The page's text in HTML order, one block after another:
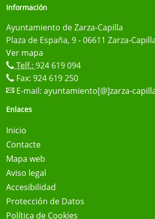
Información
Ayuntamiento de Zarza-Capilla
Plaza de España, 9 - 06611 Zarza-
Ver mapa
Telf.: 924 619 094
Fax: 924 619 250
E-mail: ayuntamiento[@]zarza-
Enlaces
Inicio
Contacte
Mapa web
Aviso legal
Accesibilidad
Protección de Datos
Política de Cookies